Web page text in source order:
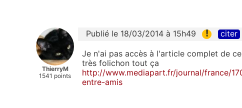
ThierryM
1541 points
Publié le 18/03/2014 à 15h49 ! citer
Je n'ai pas accès à l'article complet de
très folichon tout ça
http://www.mediapart.fr/journal/france/
entre-amis